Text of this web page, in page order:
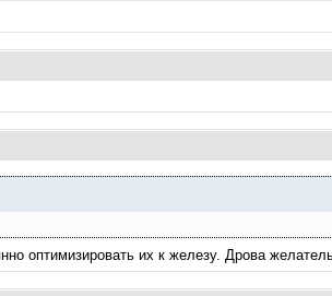
оптимизировать их к железу. Дрова